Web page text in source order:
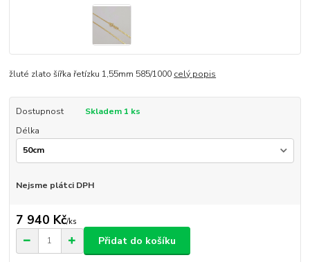
žluté zlato šířka řetízku 1,55mm 585/1000 celý popis
Dostupnost
Skladem 1 ks
Délka
Nejsme plátci DPH
7 940 Kč/ks
Přidat do košíku